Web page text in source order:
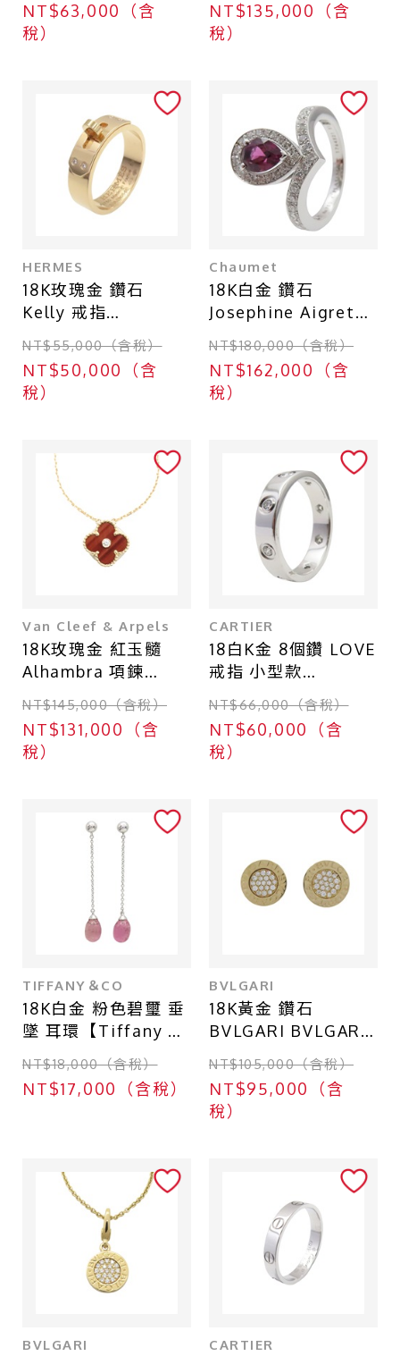
NT$63,000（含
稅）
VCARP2DU00
NT$135,000（含
稅）
HERMES
18K玫瑰金 鑽石
Kelly 戒指
51【HERMES 愛馬
仕】
NT$55,000（含稅）
NT$50,000（含
稅）
Chaumet
18K白金 鑽石
Josephine Aigrette
戒指【Chaumet 尚
美巴黎】 083340
NT$180,000（含稅）
NT$162,000（含
稅）
Van Cleef & Arpels
18K玫瑰金 紅玉髓
Alhambra 項鍊
【Van Cleef &
Arpels 梵克雅寶】
ARPOMV00
NT$145,000（含稅）
NT$131,000（含
稅）
CARTIER
18白K金 8個鑽 LOVE
戒指 小型款
【Cartier 卡地亞】
B4050600
NT$66,000（含稅）
NT$60,000（含
稅）
TIFFANY＆CO
18K白金 粉色碧璽 垂
墜 耳環【Tiffany &
Co 蒂芬妮】
NT$18,000（含稅）
NT$17,000（含稅）
BVLGARI
18K黃金 鑽石
BVLGARI BVLGARI
耳環【BVLGARI 寶
格麗】
NT$105,000（含稅）
NT$95,000（含
稅）
BVLGARI CARTIER